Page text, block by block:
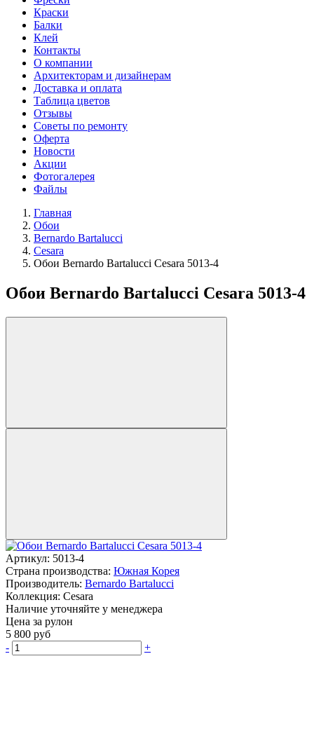
Краски
Балки
Клей
Контакты
О компании
Архитекторам и дизайнерам
Доставка и оплата
Таблица цветов
Отзывы
Советы по ремонту
Оферта
Новости
Акции
Фотогалерея
Файлы
Главная
Обои
Bernardo Bartalucci
Cesara
Обои Bernardo Bartalucci Cesara 5013-4
Обои Bernardo Bartalucci Cesara 5013-4
Артикул: 5013-4
Страна производства: Южная Корея
Производитель: Bernardo Bartalucci
Коллекция: Cesara
Наличие уточняйте у менеджера
Цена за рулон
5 800 руб
-
+